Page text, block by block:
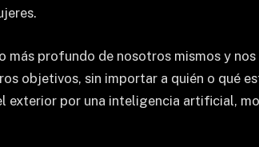
profundo de nosotros mismos y
objetivos, sin importar a quién o qué
por una inteligencia artificial,